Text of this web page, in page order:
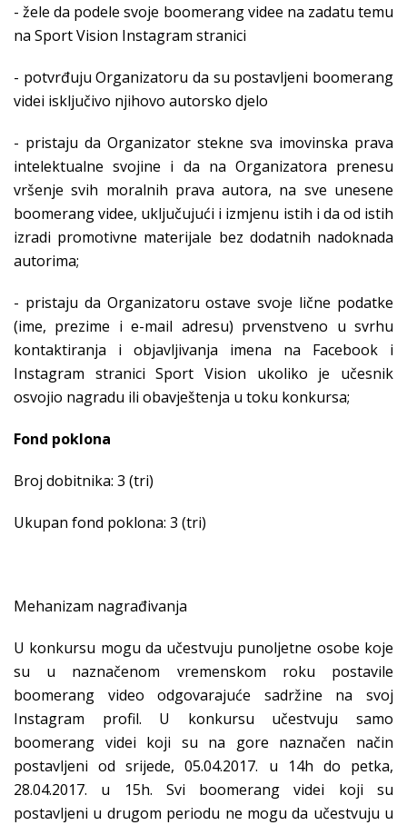
- žele da podele svoje boomerang videe na zadatu temu
na Sport Vision Instagram stranici
- potvrđuju Organizatoru da su postavljeni boomerang
videi isključivo njihovo autorsko djelo
- pristaju da Organizator stekne sva imovinska prava
intelektualne svojine i da na Organizatora prenesu
vršenje svih moralnih prava autora, na sve unesene
boomerang videe, uključujući i izmjenu istih i da od istih
izradi promotivne materijale bez dodatnih nadoknada
autorima;
- pristaju da Organizatoru ostave svoje lične podatke
(ime, prezime i e-mail adresu) prvenstveno u svrhu
kontaktiranja i objavljivanja imena na Facebook i
Instagram stranici Sport Vision ukoliko je učesnik
osvojio nagradu ili obavještenja u toku konkursa;
Fond poklona
Broj dobitnika: 3 (tri)
Ukupan fond poklona: 3 (tri)
Mehanizam nagrađivanja
U konkursu mogu da učestvuju punoljetne osobe koje
su u naznačenom vremenskom roku postavile
boomerang video odgovarajuće sadržine na svoj
Instagram profil. U konkursu učestvuju samo
boomerang videi koji su na gore naznačen način
postavljeni od srijede, 05.04.2017. u 14h do petka,
28.04.2017. u 15h. Svi boomerang videi koji su
postavljeni u drugom periodu ne mogu da učestvuju u